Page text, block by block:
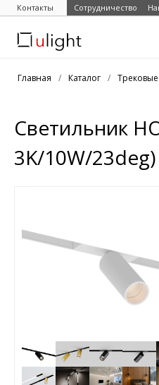
Контакты Сотрудничество
Главная / Каталог /
Светильник
3K/10W/23deg)